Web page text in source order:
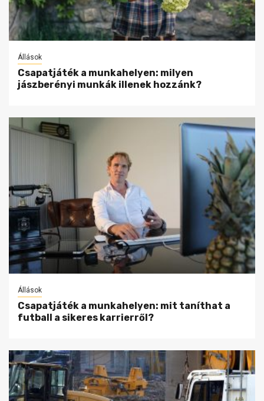
Állások
Csapatjáték a munkahelyen: milyen
jászberényi munkák illenek hozzánk?
Állások
Csapatjáték a munkahelyen: mit taníthat a
futball a sikeres karrierről?